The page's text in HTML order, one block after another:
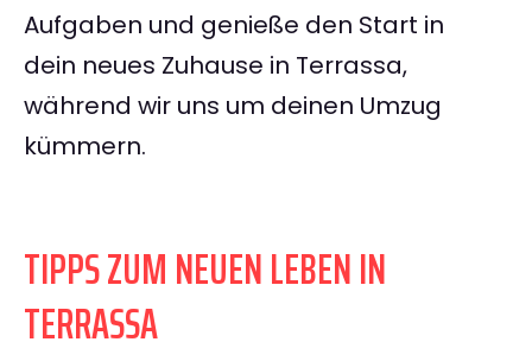
Aufgaben und genieße den Start in
dein neues Zuhause in Terrassa,
während wir uns um deinen Umzug
kümmern.
TIPPS ZUM NEUEN LEBEN IN
TERRASSA